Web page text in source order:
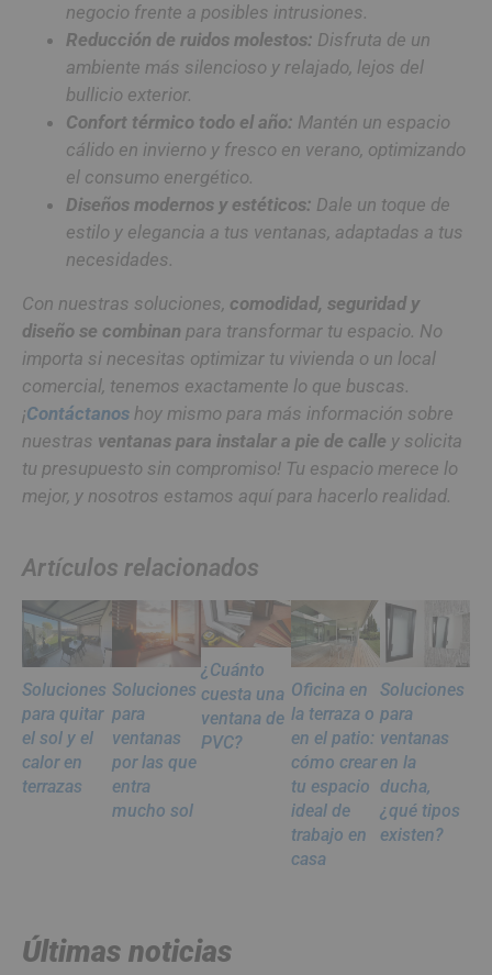
negocio frente a posibles intrusiones.
Reducción de ruidos molestos: Disfruta de un
ambiente más silencioso y relajado, lejos del
bullicio exterior.
Confort térmico todo el año: Mantén un espacio
cálido en invierno y fresco en verano, optimizando
el consumo energético.
Diseños modernos y estéticos: Dale un toque de
estilo y elegancia a tus ventanas, adaptadas a tus
necesidades.
Con nuestras soluciones, comodidad, seguridad y
diseño se combinan para transformar tu espacio. No
importa si necesitas optimizar tu vivienda o un local
comercial, tenemos exactamente lo que buscas.
¡Contáctanos hoy mismo para más información sobre
nuestras ventanas para instalar a pie de calle y solicita
tu presupuesto sin compromiso! Tu espacio merece lo
mejor, y nosotros estamos aquí para hacerlo realidad.
Artículos relacionados
Soluciones
para quitar
el sol y el
calor en
terrazas
Soluciones
para
ventanas
por las que
entra
mucho sol
¿Cuánto
cuesta una
ventana de
PVC?
Oficina en
la terraza o
en el patio:
cómo crear
tu espacio
ideal de
trabajo en
casa
Soluciones
para
ventanas
en la
ducha,
¿qué tipos
existen?
Últimas noticias